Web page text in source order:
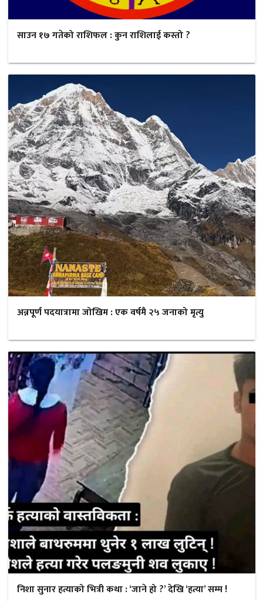
साउन १७ गतेको राशिफल : कुन राशिलाई कस्तो ?
अन्नपूर्ण पदयात्रामा जोखिम : एक वर्षमै २५ जनाको मृत्यु
निशा सुनार हत्याको भित्री कथा : ‘जाने हो ?’ देखि ‘हत्या’ सम्म !